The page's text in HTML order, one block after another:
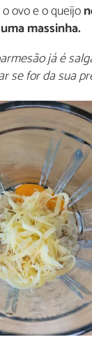
ovo e o queijo
massinha.
já é
se for da sua